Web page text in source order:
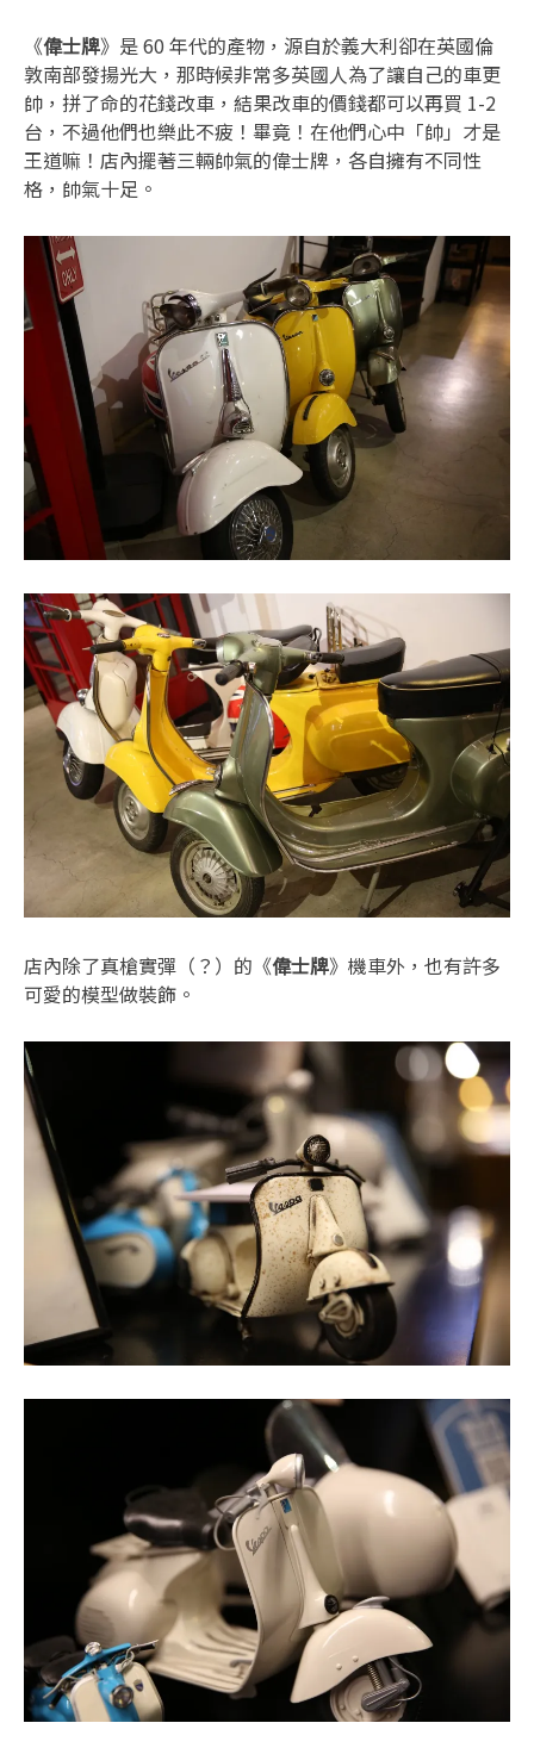
《偉士牌》是 60 年代的產物，源自於義大利卻在英國倫
敦南部發揚光大，那時候非常多英國人為了讓自己的車更
帥，拼了命的花錢改車，結果改車的價錢都可以再買 1-2
台，不過他們也樂此不疲！畢竟！在他們心中「帥」才是
王道嘛！店內擺著三輛帥氣的偉士牌，各自擁有不同性
格，帥氣十足。
店內除了真槍實彈（？）的《偉士牌》機車外，也有許多
可愛的模型做裝飾。